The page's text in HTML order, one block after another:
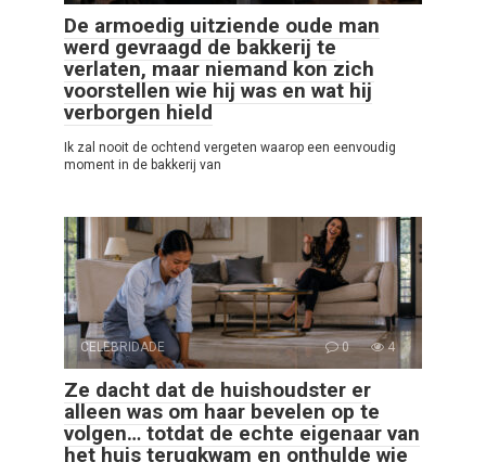
De armoedig uitziende oude man
werd gevraagd de bakkerij te
verlaten, maar niemand kon zich
voorstellen wie hij was en wat hij
verborgen hield
Ik zal nooit de ochtend vergeten waarop een eenvoudig
moment in de bakkerij van
CELEBRIDADE 0 4
Ze dacht dat de huishoudster er
alleen was om haar bevelen op te
volgen… totdat de echte eigenaar van
het huis terugkwam en onthulde wie